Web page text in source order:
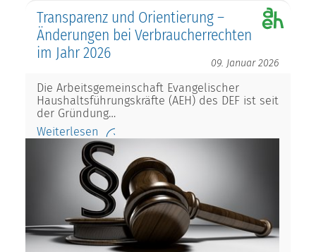
Transparenz und Orientierung –
Änderungen bei Verbraucherrechten
im Jahr 2026
09. Januar 2026
Die Arbeitsgemeinschaft Evangelischer
Haushaltsführungskräfte (AEH) des DEF ist seit
der Gründung…
Weiterlesen